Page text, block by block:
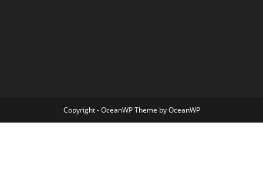
Copyright - OceanWP Theme by OceanWP